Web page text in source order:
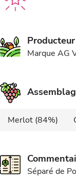
Producteur
Marque AG
Merlot (84%)
Séparé de